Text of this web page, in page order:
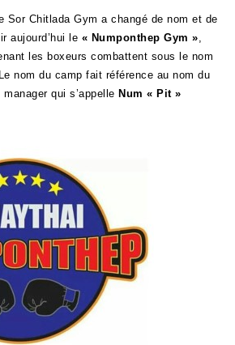
Sor Chitlada Gym a changé de nom et de
aujourd’hui le « Numponthep Gym »,
les boxeurs combattent sous le nom
nom du camp fait référence au nom du
qui s’appelle Num « Pit »